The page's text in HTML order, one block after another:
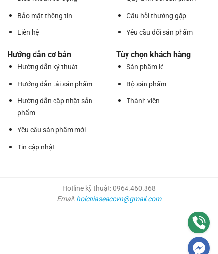
Bảo mật thông tin
Liên hệ
Câu hỏi thường gặp
Yêu cầu đổi sản phẩm
Hướng dẫn cơ bản
Hướng dẫn kỹ thuật
Hướng dẫn tải sản phẩm
Hướng dẫn cập nhật sản
phẩm
Yêu cầu sản phẩm mới
Tin cập nhật
Tùy chọn khách hàng
Sản phẩm lẻ
Bộ sản phẩm
Thành viên
Hotline kỹ thuật: 0964.460.868
Email:hoichiaseaccvn@gmail.com